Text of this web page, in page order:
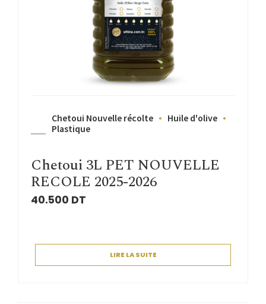
Chetoui Nouvelle récolte
Huile d'olive
Plastique
Chetoui 3L PET NOUVELLE
RECOLE 2025-2026
40.500 DT
LIRE LA SUITE